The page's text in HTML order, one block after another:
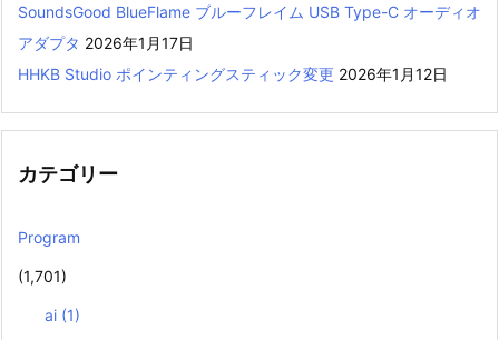
SoundsGood BlueFlame ブルーフレイム USB Type-C オーディオ
アダプタ 2026年1月17日
HHKB Studio ポインティングスティック変更 2026年1月12日
カテゴリー
Program
(1,701)
ai (1)